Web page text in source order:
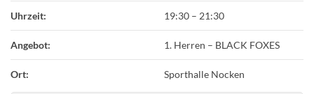
Uhrzeit: 19:30 – 21:30
Angebot: 1. Herren – BLACK FOXES
Ort: Sporthalle Nocken